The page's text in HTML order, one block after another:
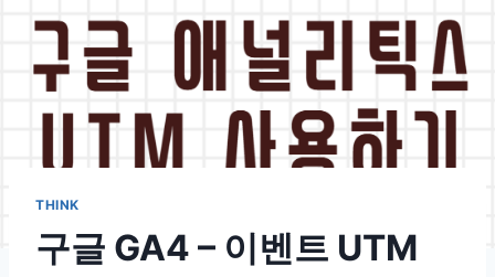
THINK
구글 GA4 – 이벤트 UTM